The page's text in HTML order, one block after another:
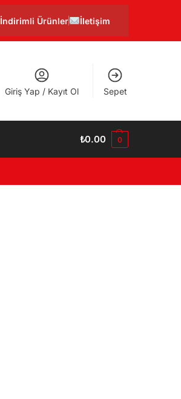
İndirimli Ürünler İletişim
Giriş Yap / Kayıt Ol Sepet
₺0.00 0